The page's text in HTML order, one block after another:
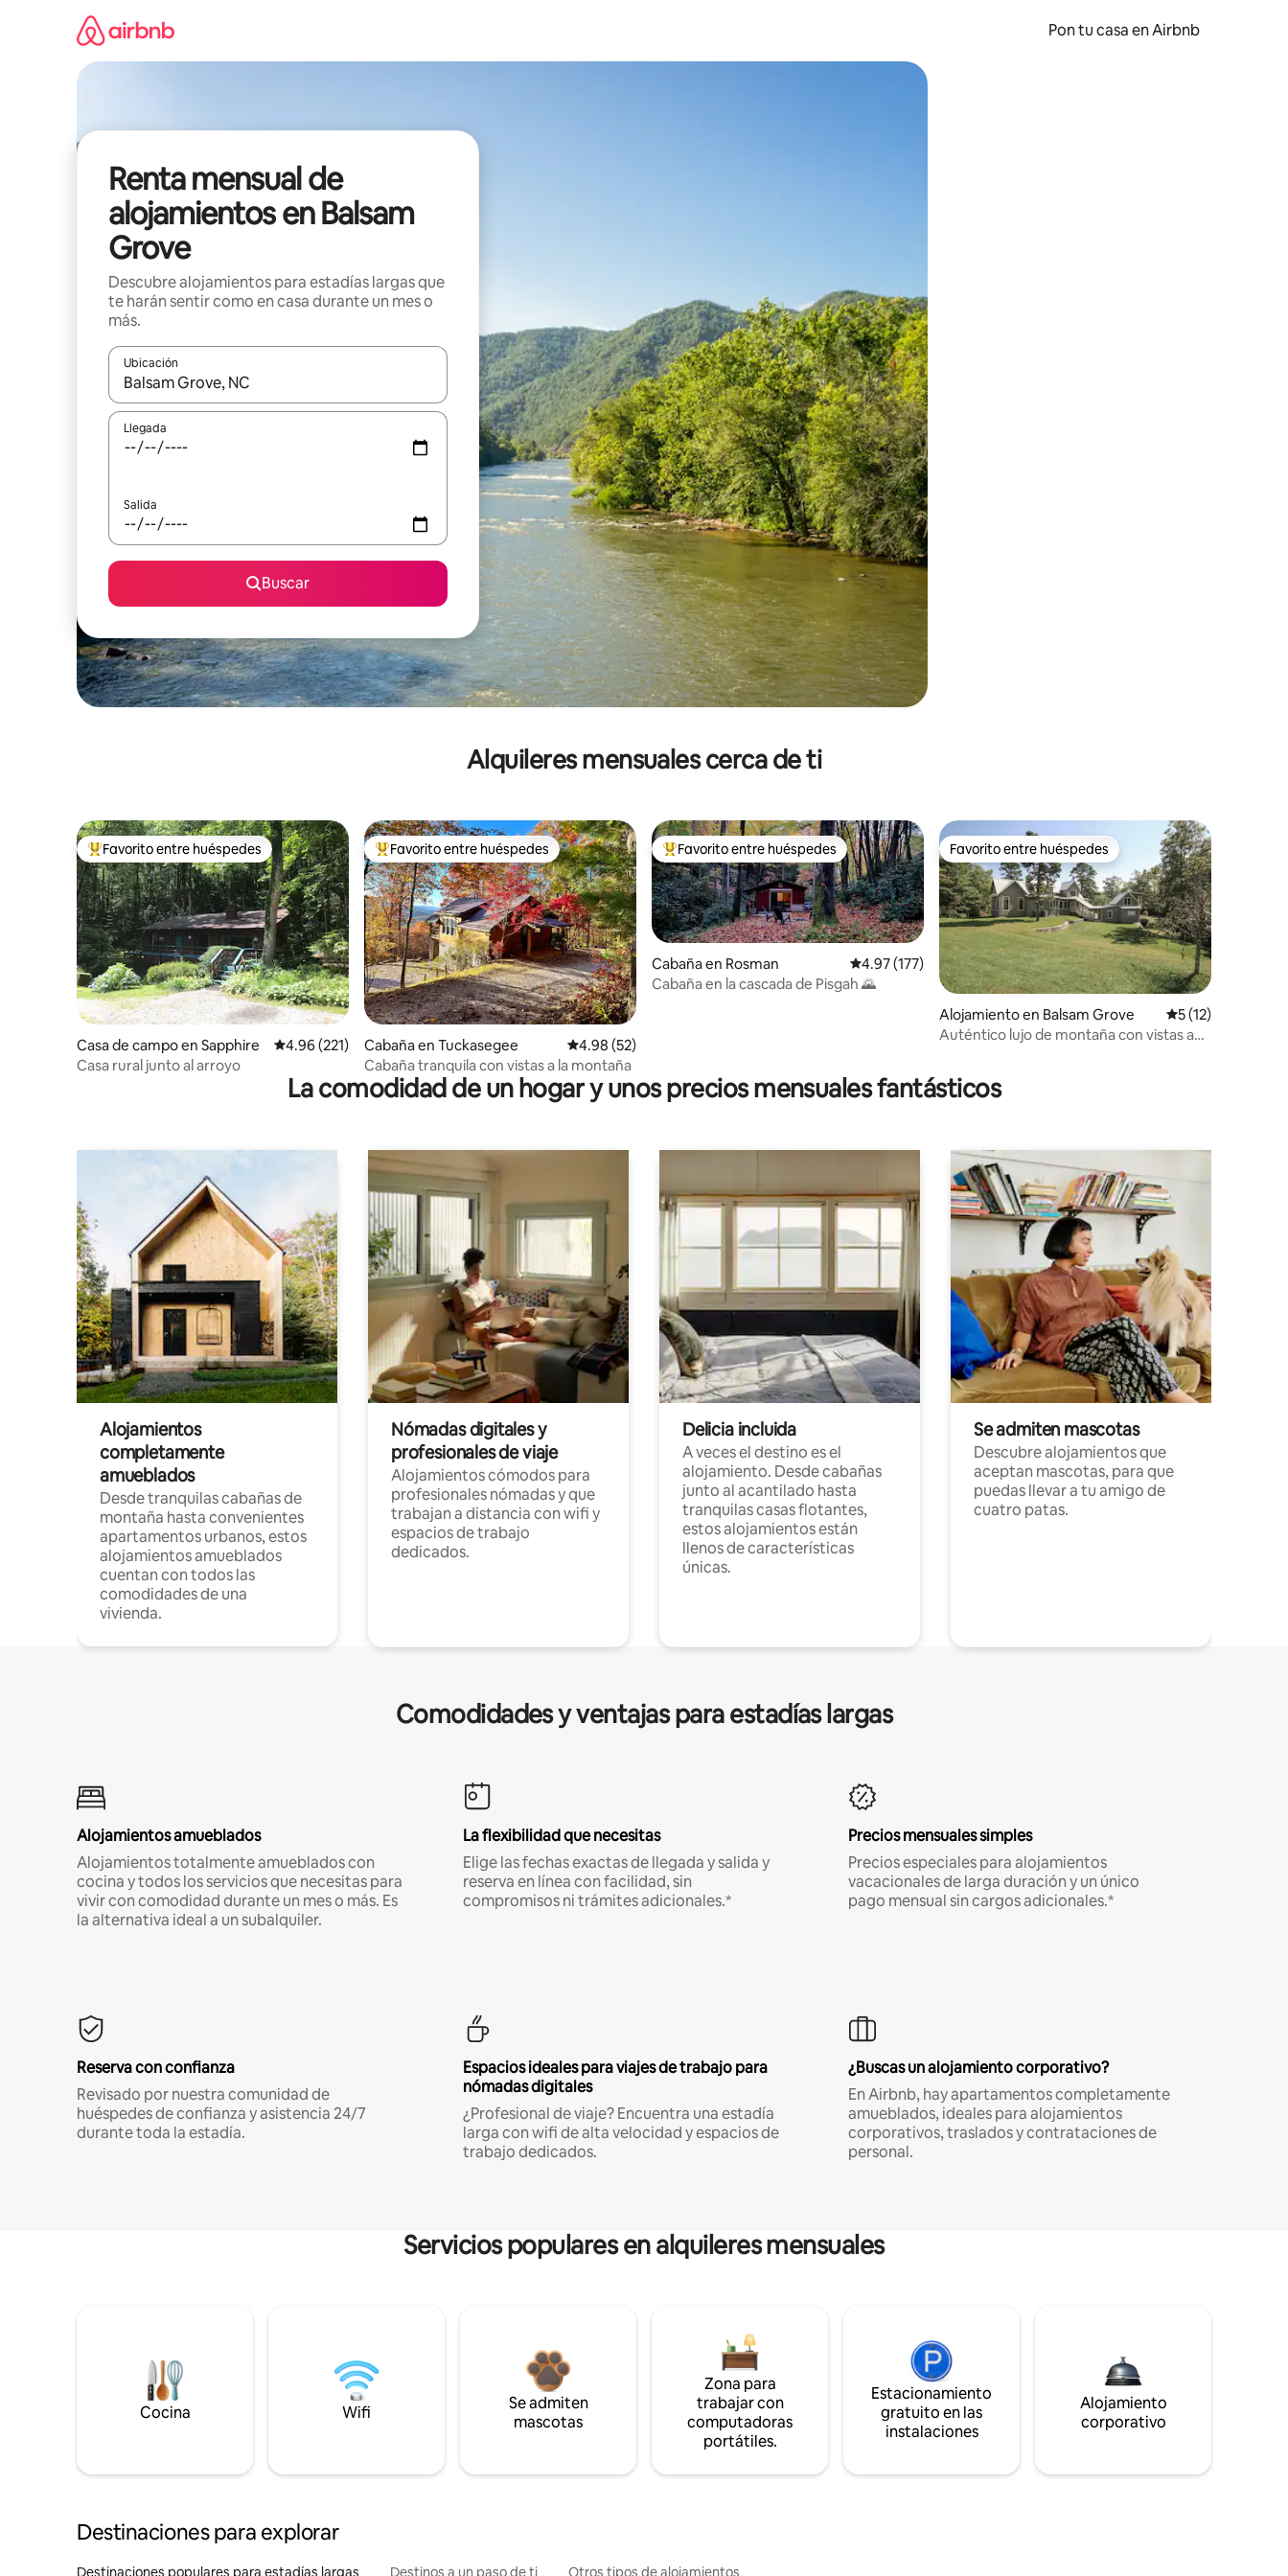
Pon tu casa en Airbnb
Renta mensual de
alojamientos en Balsam
Grove
Descubre alojamientos para estadías largas que
te harán sentir como en casa durante un mes o
más.
Ubicación
Cuando los resultados estén disponibles, navega con las teclas de flecha hacia arriba y hacia abajo o explora con el tacto o desliza el dedo.
Llegada
Salida
Buscar
Alquileres mensuales cerca de ti
Favorito entre huéspedes preferido
Favorito entre huéspedes
Casa de campo en Sapphire Calificación promedio: 4.96 de 5, 221 reseñas
4.96 (221)
Casa rural junto al arroyo
Favorito entre huéspedes preferido
Favorito entre huéspedes
Cabaña en Tuckasegee Calificación promedio: 4.98 de 5, 52 reseñas
4.98 (52)
Cabaña tranquila con vistas a la montaña
Favorito entre huéspedes preferido
Favorito entre huéspedes
Cabaña en Rosman Calificación promedio: 4.97 de 5, 177 reseñas
4.97 (177)
Cabaña en la cascada de Pisgah 🌄
Favorito entre huéspedes
Favorito entre huéspedes
Alojamiento en Balsam Grove Calificación
5 (12)
Auténtico lujo de montaña con vistas a
La comodidad de un hogar y unos precios mensuales fantásticos
Alojamientos
completamente
amueblados
Desde tranquilas cabañas de
montaña hasta convenientes
apartamentos urbanos, estos
alojamientos amueblados
cuentan con todos las
comodidades de una
vivienda.
Nómadas digitales y
profesionales de viaje
Alojamientos cómodos para
profesionales nómadas y que
trabajan a distancia con wifi y
espacios de trabajo
dedicados.
Delicia incluida
A veces el destino es el
alojamiento. Desde cabañas
junto al acantilado hasta
tranquilas casas flotantes,
estos alojamientos están
llenos de características
únicas.
Se admiten mascotas
Descubre alojamientos que
aceptan mascotas, para que
puedas llevar a tu amigo de
cuatro patas.
Comodidades y ventajas para estadías largas
Alojamientos amueblados
Alojamientos totalmente amueblados con
cocina y todos los servicios que necesitas para
vivir con comodidad durante un mes o más. Es
la alternativa ideal a un subalquiler.
La flexibilidad que necesitas
Elige las fechas exactas de llegada y salida y
reserva en línea con facilidad, sin
compromisos ni trámites adicionales.*
Precios mensuales simples
Precios especiales para alojamientos
vacacionales de larga duración y un único
pago mensual sin cargos adicionales.*
Reserva con confianza
Revisado por nuestra comunidad de
huéspedes de confianza y asistencia 24/7
durante toda la estadía.
Espacios ideales para viajes de trabajo para
nómadas digitales
¿Profesional de viaje? Encuentra una estadía
larga con wifi de alta velocidad y espacios de
trabajo dedicados.
¿Buscas un alojamiento corporativo?
En Airbnb, hay apartamentos completamente
amueblados, ideales para alojamientos
corporativos, traslados y contrataciones de
personal.
Servicios populares en alquileres mensuales
Cocina Wifi
Se admiten
mascotas
Zona para
trabajar con
computadoras
portátiles.
Estacionamiento
gratuito en las
instalaciones
Alojamiento
corporativo
Destinaciones para explorar
Destinaciones populares para estadías largas Destinos a un paso de ti Otros tipos de alojamientos